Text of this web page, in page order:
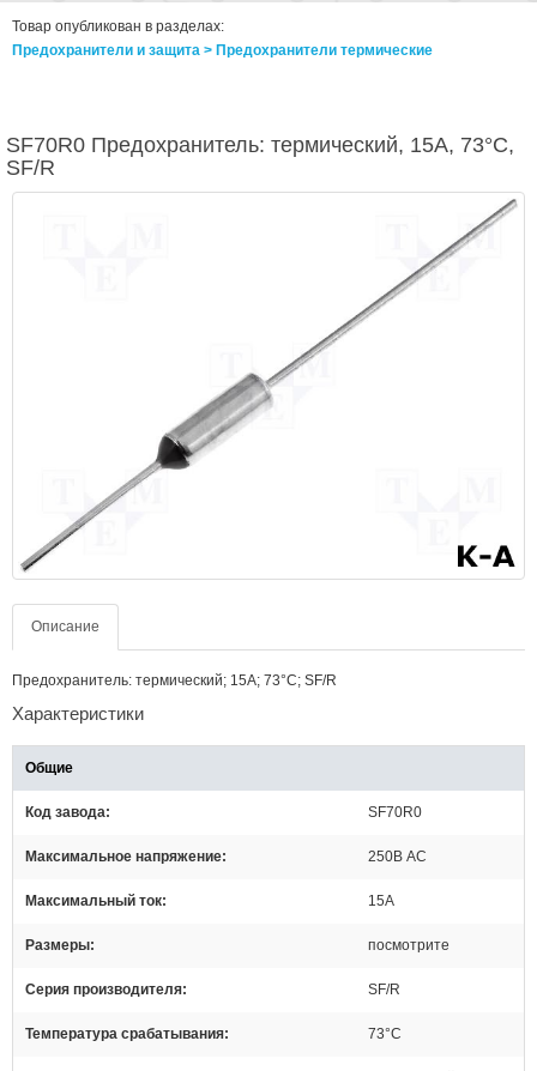
Товар опубликован в разделах:
Предохранители и защита > Предохранители термические
SF70R0 Предохранитель: термический, 15А, 73°C,
SF/R
Описание
Предохранитель: термический; 15А; 73°C; SF/R
Характеристики
Общие
Код завода SF70R0
Максимальное напряжение 250В AC
Максимальный ток 15А
Размеры посмотрите
Серия производителя SF/R
Температура срабатывания 73°C